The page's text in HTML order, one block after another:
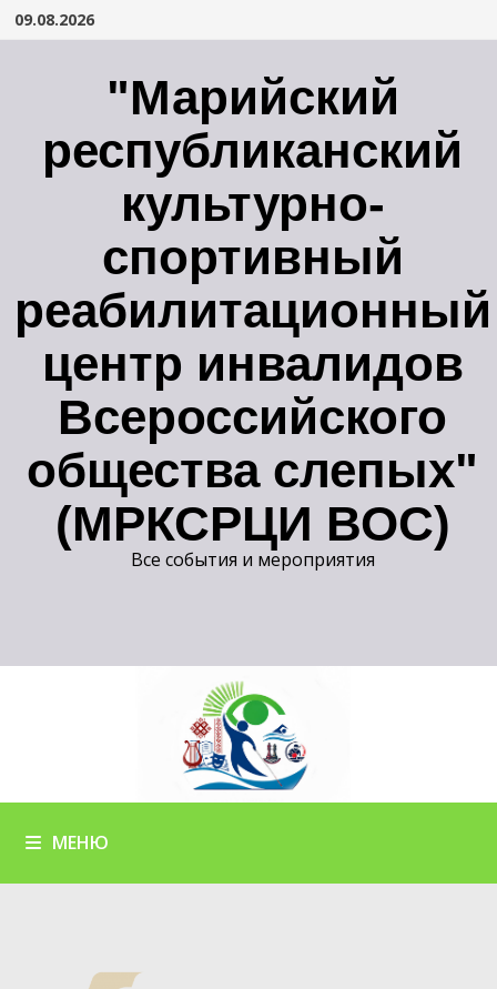
Перейти
09.08.2026
"Марийский
республиканский
культурно-
спортивный
реабилитационный
центр инвалидов
Всероссийского
общества слепых"
(МРКСРЦИ ВОС)
Все события и мероприятия
МЕНЮ